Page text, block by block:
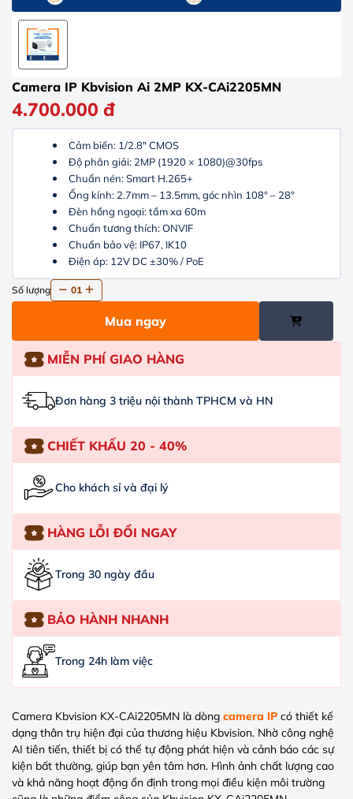
Camera IP Kbvision Ai 2MP KX-CAi2205MN
4.700.000 đ
Cảm biến: 1/2.8" CMOS
Độ phân giải: 2MP (1920 × 1080)@30fps
Chuẩn nén: Smart H.265+
Ống kính: 2.7mm – 13.5mm, góc nhìn 108° – 28°
Đèn hồng ngoại: tầm xa 60m
Chuẩn tương thích: ONVIF
Chuẩn bảo vệ: IP67, IK10
Điện áp: 12V DC ±30% / PoE
Số lượng 01
Mua ngay
MIỄN PHÍ GIAO HÀNG
Đơn hàng 3 triệu nội thành TPHCM và HN
CHIẾT KHẤU 20 - 40%
Cho khách sỉ và đại lý
HÀNG LỖI ĐỔI NGAY
Trong 30 ngày đầu
BẢO HÀNH NHANH
Trong 24h làm việc
Camera Kbvision KX-CAi2205MN là dòng camera IP có thiết kế
dạng thân trụ hiện đại của thương hiệu Kbvision. Nhờ công nghệ
AI tiên tiến, thiết bị có thể tự động phát hiện và cảnh báo các sự
kiện bất thường, giúp bạn yên tâm hơn. Hình ảnh chất lượng cao
và khả năng hoạt động ổn định trong mọi điều kiện môi trường